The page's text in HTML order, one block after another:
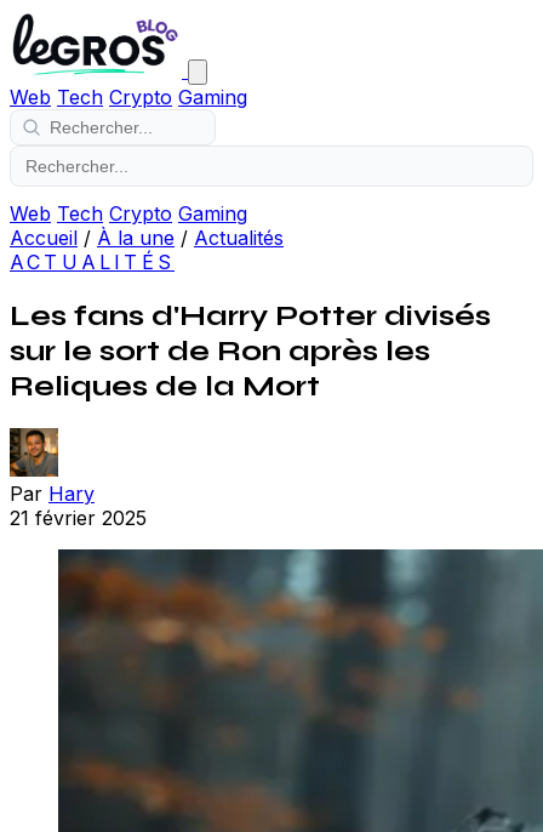
Web Tech Crypto Gaming
Web Tech Crypto Gaming
Accueil / À la une / Actualités
ACTUALITÉS
Les fans d'Harry Potter divisés
sur le sort de Ron après les
Reliques de la Mort
Par Hary
21 février 2025